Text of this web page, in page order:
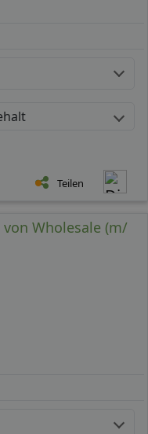
Teilen
Wholesale (m/